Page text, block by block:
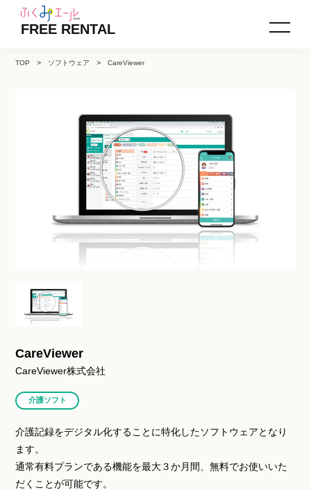
FREE RENTAL
TOP ソフトウェア CareViewer
CareViewer
CareViewer株式会社
介護ソフト
介護記録をデジタル化することに特化したソフトウェアとなり
ます。
通常有料プランである機能を最大３か月間、無料でお使いいた
だくことが可能です。